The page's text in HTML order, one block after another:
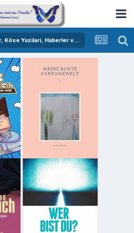
News auf türkisch (Makaleler, Köse Yazilari, Haberler vs.)